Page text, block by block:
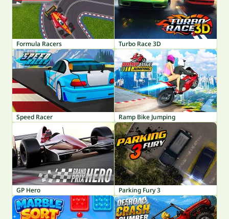
Formula Racers Turbo Race 3D
Speed Racer Ramp Bike Jumping
GP Hero Parking Fury 3